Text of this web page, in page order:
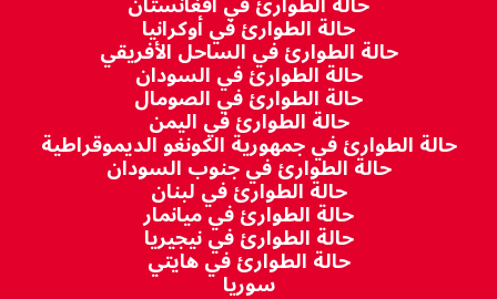
حالة الطوارئ في أوكرانيا
حالة الطوارئ في الساحل الأفريقي
حالة الطوارئ في السودان
حالة الطوارئ في الصومال
حالة الطوارئ في اليمن
حالة الطوارئ في جمهورية الكونغو الديموقراطية
حالة الطوارئ في جنوب السودان
حالة الطوارئ في لبنان
حالة الطوارئ في ميانمار
حالة الطوارئ في نيجيريا
حالة الطوارئ في هايتي
سوريا